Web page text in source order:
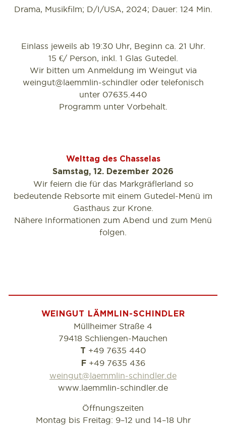
Drama, Musikfilm; D/I/USA, 2024; Dauer: 124 Min.
Einlass jeweils ab 19:30 Uhr, Beginn ca. 21 Uhr.
15 €/ Person, inkl. 1 Glas Gutedel.
Wir bitten um Anmeldung im Weingut via
weingut@laemmlin-schindler oder telefonisch
unter 07635.440
Programm unter Vorbehalt.
Welttag des Chasselas
Samstag, 12. Dezember 2026
Wir feiern die für das Markgräflerland so
bedeutende Rebsorte mit einem Gutedel-Menü im
Gasthaus zur Krone.
Nähere Informationen zum Abend und zum Menü
folgen.
WEINGUT LÄMMLIN-SCHINDLER
Müllheimer Straße 4
79418 Schliengen-Mauchen
T +49 7635 440
F+49 7635 436
weingut@laemmlin-schindler.de
www.laemmlin-schindler.de
Öffnungszeiten
Montag bis Freitag: 9–12 und 14–18 Uhr